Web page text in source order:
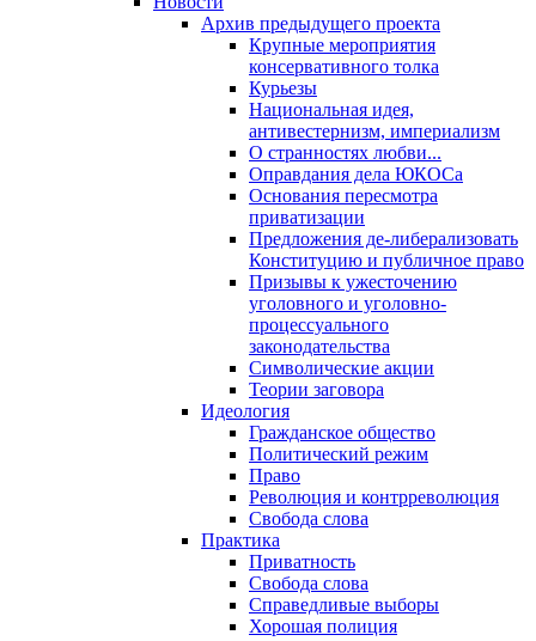
Архив предыдущего проекта
Крупные мероприятия
консервативного толка
Курьезы
Национальная идея,
антивестернизм, империализм
О странностях любви...
Оправдания дела ЮКОСа
Основания пересмотра
приватизации
Предложения де-либерализовать
Конституцию и публичное право
Призывы к ужесточению
уголовного и уголовно-
процессуального
законодательства
Символические акции
Теории заговора
Идеология
Гражданское общество
Политический режим
Право
Революция и контрреволюция
Свобода слова
Практика
Приватность
Свобода слова
Справедливые выборы
Хорошая полиция